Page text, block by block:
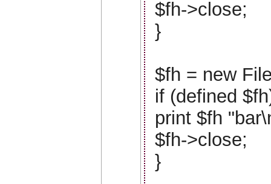
$fh->close;
}
$fh = new
if (defined
print $fh
$fh->close;
}